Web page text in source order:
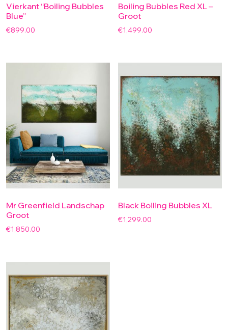
Vierkant “Boiling Bubbles
Blue”
€899.00
Boiling Bubbles Red XL –
Groot
€1,499.00
Mr Greenfield Landschap
Groot
€1,850.00
Black Boiling Bubbles XL
€1,299.00